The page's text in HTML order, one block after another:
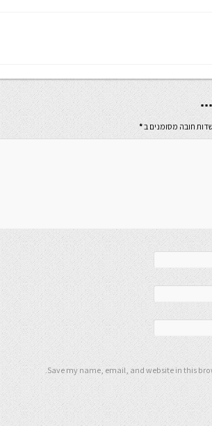
חובה מסומנים ב*
Save my name, email, and website in this